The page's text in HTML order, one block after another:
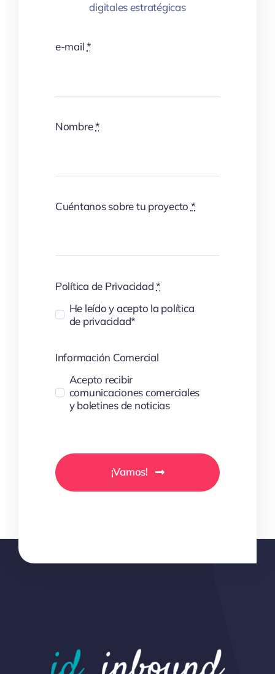
digitales estratégicas
e-mail*
Nombre*
Cuéntanos sobre tu proyecto *
Política de Privacidad*
He leído y acepto la política
de privacidad*
Información Comercial
Acepto recibir
comunicaciones comerciales
y boletines de noticias
¡Vamos!